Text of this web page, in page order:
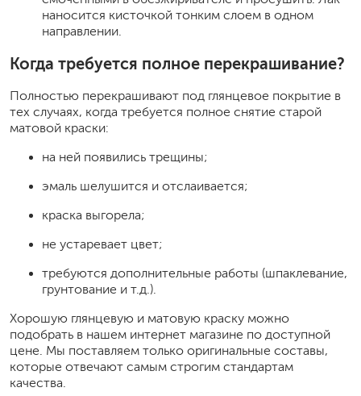
наносится кисточкой тонким слоем в одном
направлении.
Когда требуется полное перекрашивание?
Полностью перекрашивают под глянцевое покрытие в
тех случаях, когда требуется полное снятие старой
матовой краски:
на ней появились трещины;
эмаль шелушится и отслаивается;
краска выгорела;
не устаревает цвет;
требуются дополнительные работы (шпаклевание,
грунтование и т.д.).
Хорошую глянцевую и матовую краску можно
подобрать в нашем интернет магазине по доступной
цене. Мы поставляем только оригинальные составы,
которые отвечают самым строгим стандартам
качества.